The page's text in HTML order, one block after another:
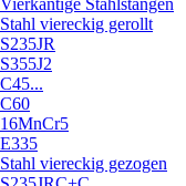
Vierkantige Stahlstangen
Stahl viereckig gerollt
S235JR
S355J2
C45...
C60
16MnCr5
E335
Stahl viereckig gezogen